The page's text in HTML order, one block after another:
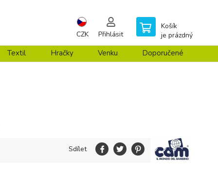
CZK Přihlásit
Košík
je prázdný
Textil Hračky Venku Doporučené
Sdílet